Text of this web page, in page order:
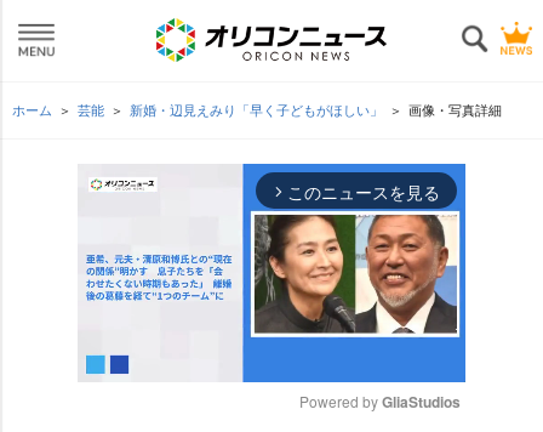
ホーム 芸能 新婚・辺見えみり「早く子どもがほしい」 画像・写真詳細
arrow_forward_ios このニュースを見る
Powered by GliaStudios